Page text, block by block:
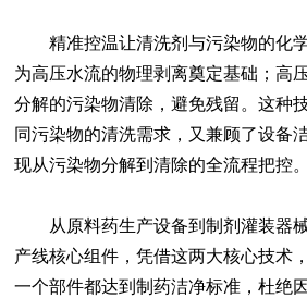
精准控温让清洗剂与污染物的化学
为高压水流的物理剥离奠定基础；高
分解的污染物清除，避免残留。这种
同污染物的清洗需求，又兼顾了设备
现从污染物分解到清除的全流程把控。
从原料药生产设备到制剂灌装器械
产线核心组件，凭借这两大核心技术
一个部件都达到制药洁净标准，杜绝